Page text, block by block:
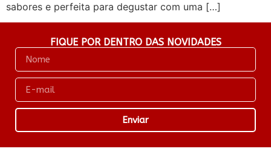
sabores e perfeita para degustar com uma […]
FIQUE POR DENTRO DAS NOVIDADES
Enviar